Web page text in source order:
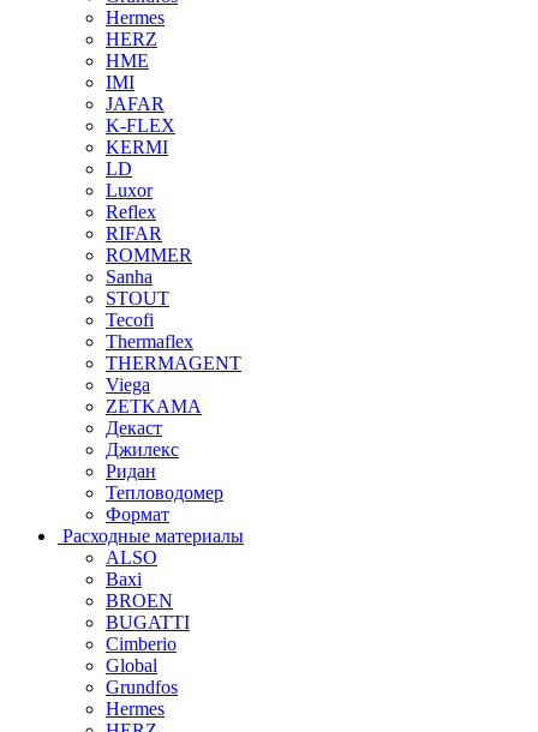
Hermes
HERZ
HME
IMI
JAFAR
K-FLEX
KERMI
LD
Luxor
Reflex
RIFAR
ROMMER
Sanha
STOUT
Tecofi
Thermaflex
THERMAGENT
Viega
ZETKAMA
Декаст
Джилекс
Ридан
Тепловодомер
Формат
Расходные материалы
ALSO
Baxi
BROEN
BUGATTI
Cimberio
Global
Grundfos
Hermes